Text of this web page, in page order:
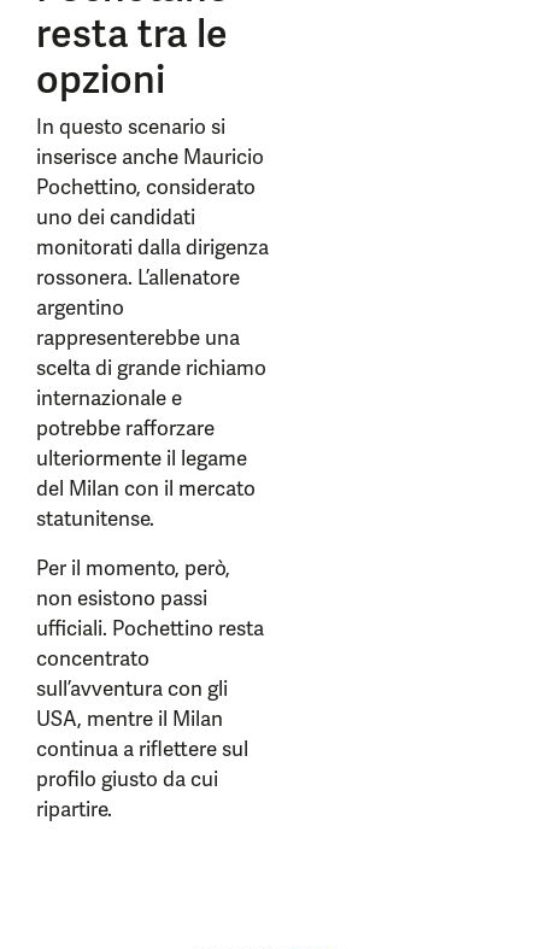
resta tra le
opzioni
In questo scenario si
inserisce anche Mauricio
Pochettino, considerato
uno dei candidati
monitorati dalla dirigenza
rossonera. L’allenatore
argentino
rappresenterebbe una
scelta di grande richiamo
internazionale e
potrebbe rafforzare
ulteriormente il legame
del Milan con il mercato
statunitense.
Per il momento, però,
non esistono passi
ufficiali. Pochettino resta
concentrato
sull’avventura con gli
USA, mentre il Milan
continua a riflettere sul
profilo giusto da cui
ripartire.